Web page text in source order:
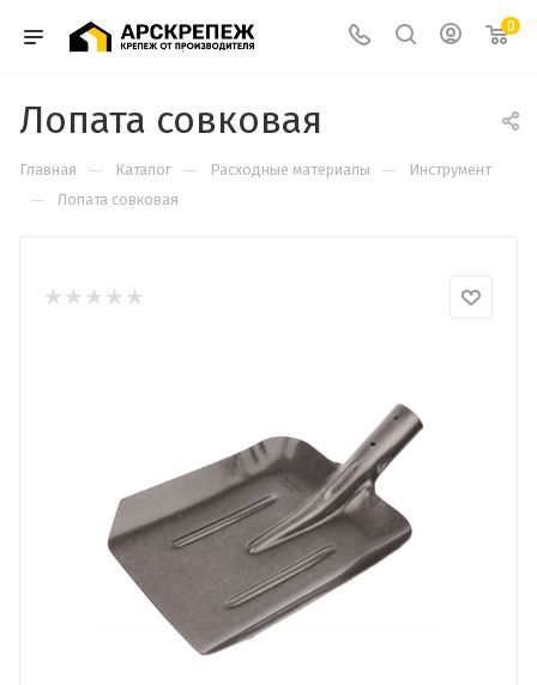
0
Лопата совковая
Главная — Каталог — Расходные материалы — Инструмент
— Лопата совковая